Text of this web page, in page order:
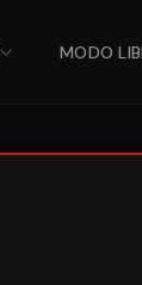
MODO